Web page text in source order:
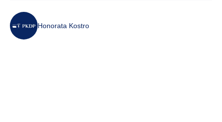
Honorata Kostro